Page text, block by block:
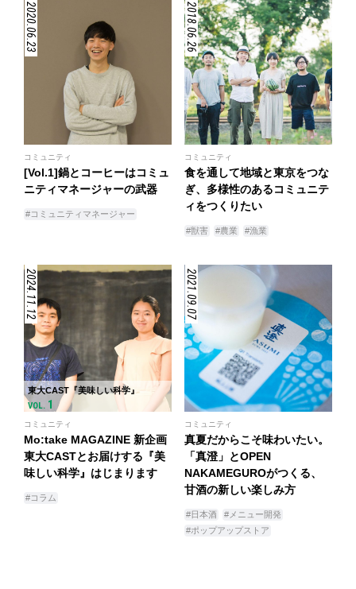
2020.06.23
コミュニティ
[Vol.1]鍋とコーヒーはコミュ
ニティマネージャーの武器
#コミュニティマネージャー
2018.06.26
コミュニティ
食を通して地域と東京をつな
ぎ、多様性のあるコミュニテ
ィをつくりたい
#獣害 #農業 #漁業
2024.11.12
東大CAST『美味しい科学』
VOL. 1
コミュニティ
Mo:take MAGAZINE 新企画
東大CASTとお届けする『美
味しい科学』はじまります
#コラム
2021.09.07
コミュニティ
真夏だからこそ味わいたい。
「真澄」とOPEN
NAKAMEGUROがつくる、
甘酒の新しい楽しみ方
#日本酒
#メニュー開発
#ポップアップストア